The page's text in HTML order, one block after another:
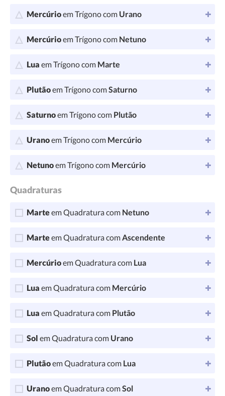
Mercúrioem Trígono com Urano
Mercúrioem Trígono com Netuno
Lua em Trígono com Marte
Plutãoem Trígono comSaturno
Saturnoem Trígono com Plutão
Uranoem Trígono com Mercúrio
Netunoem Trígono com Mercúrio
Quadraturas
Marteem Quadratura com Netuno
Marteem Quadratura comAscendente
Mercúrioem Quadratura com Lua
Lua em Quadratura com Mercúrio
Lua em Quadratura com Plutão
Sol em Quadratura com Urano
Plutãoem Quadratura com Lua
Uranoem Quadratura comSol